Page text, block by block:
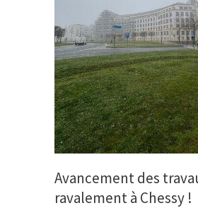
Avancement des
ravalement à Chessy !